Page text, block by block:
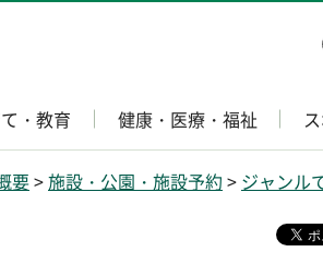
・教育 健康・医療・福祉
要>施設・公園・施設予約 > ジャンル